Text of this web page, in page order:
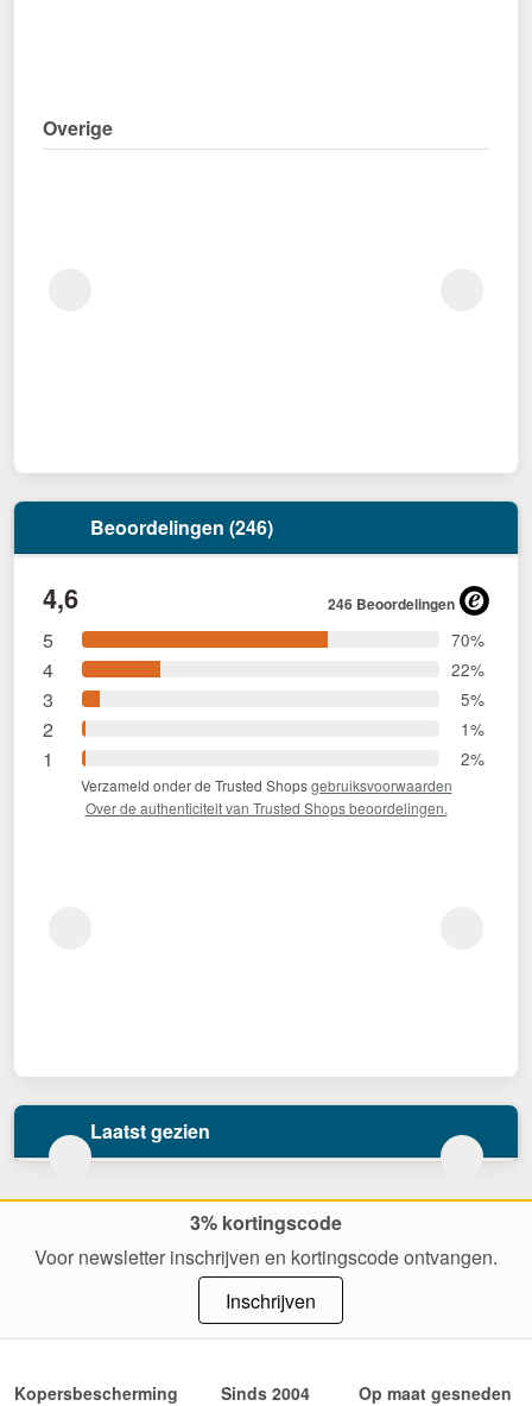
Overige
Beoordelingen (246)
4,6 246 Beoordelingen
5 70%
4 22%
3 5%
2 1%
1 2%
Verzameld onder de Trusted Shopsgebruiksvoorwaarden
Over de authenticiteit van Trusted Shops beoordelingen.
Laatst gezien
3% kortingscode
Voor newsletter inschrijven en kortingscode ontvangen.
Inschrijven
Kopersbescherming Sinds 2004 Op maat gesneden